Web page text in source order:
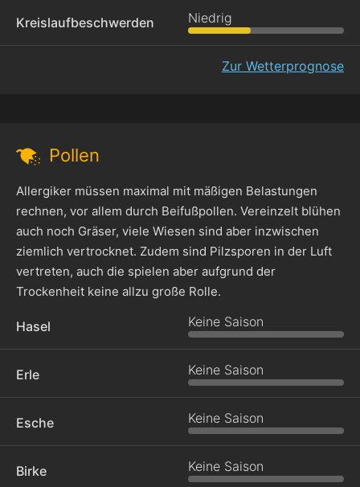
Kreislaufbeschwerden Niedrig
Zur Wetterprognose
Pollen
Allergiker müssen maximal mit mäßigen Belastungen
rechnen, vor allem durch Beifußpollen. Vereinzelt blühen
auch noch Gräser, viele Wiesen sind aber inzwischen
ziemlich vertrocknet. Zudem sind Pilzsporen in der Luft
vertreten, auch die spielen aber aufgrund der
Trockenheit keine allzu große Rolle.
Hasel Keine Saison
Erle Keine Saison
Esche Keine Saison
Birke Keine Saison